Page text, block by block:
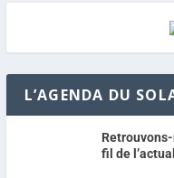
L’AGENDA DU
fil de